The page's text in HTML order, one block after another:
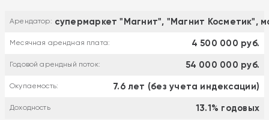
Арендатор: супермаркет "Магнит", "Магнит Косметик",
Месячная арендная плата: 4 500 000 руб.
Годовой арендный поток: 54 000 000 руб.
Окупаемость: 7.6 лет (без учета индексации)
Доходность 13.1% годовых